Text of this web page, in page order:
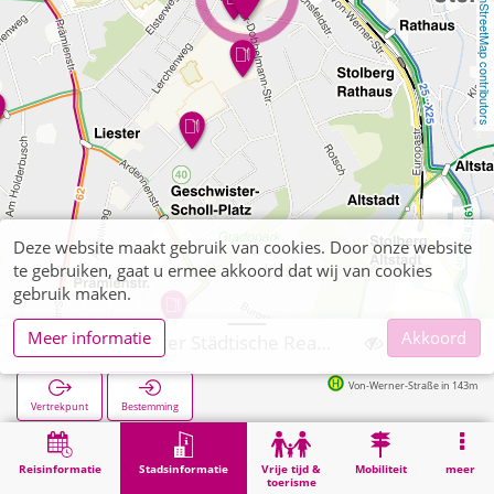
OpenStreetMap contributors
Reisinformatie Stadsinformatie
Vrije tijd &
toerisme
Mobiliteit meer
Vertrekpunt Bestemming
Von-Werner-Straße in 143m
Stadsinformatie Opleiding Stolberg, Liester Städtische Realschule I
Deze website maakt gebruik van cookies. Door onze website
te gebruiken, gaat u ermee akkoord dat wij van cookies
gebruik maken.
Meer informatie
Akkoord